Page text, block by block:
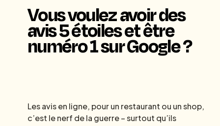
Vous voulez avoir des
avis 5 étoiles et être
numéro 1 sur Google ?
Les avis en ligne, pour un restaurant ou un shop,
c’est le nerf de la guerre – surtout qu’ils